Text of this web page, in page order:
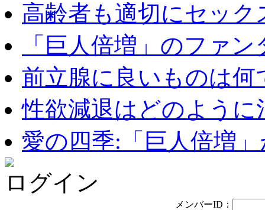
高齢者も適切にセック
「巨人倍増」のファ
前立腺に良いものは何
性欲減退はどのように
愛の四季:「巨人倍増
ログイン
メンバーID：